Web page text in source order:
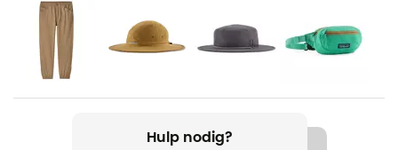
Heren
Gewicht
Hulp nodig?